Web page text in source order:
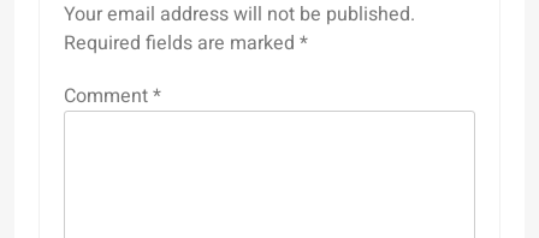
Your email address will not be published.
Required fields are marked *
Comment*